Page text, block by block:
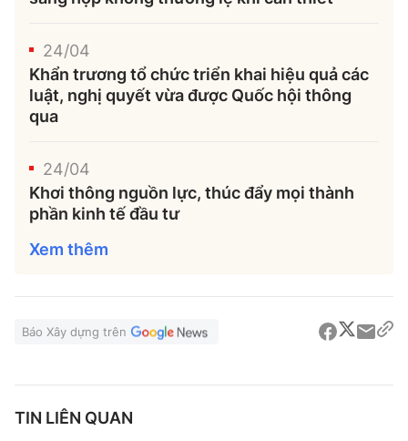
24/04
Khẩn trương tổ chức triển khai hiệu quả các
luật, nghị quyết vừa được Quốc hội thông
qua
24/04
Khơi thông nguồn lực, thúc đẩy mọi thành
phần kinh tế đầu tư
Xem thêm
Báo Xây dựng trên
TIN LIÊN QUAN